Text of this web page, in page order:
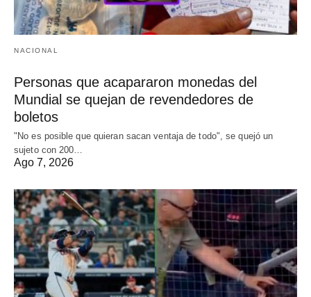
NACIONAL
Personas que acapararon monedas del
Mundial se quejan de revendedores de
boletos
"No es posible que quieran sacan ventaja de todo", se quejó un
sujeto con 200…
Ago 7, 2026